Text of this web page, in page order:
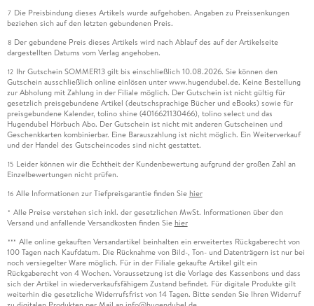
7 Die Preisbindung dieses Artikels wurde aufgehoben. Angaben zu Preissenkungen
beziehen sich auf den letzten gebundenen Preis.
8 Der gebundene Preis dieses Artikels wird nach Ablauf des auf der Artikelseite
dargestellten Datums vom Verlag angehoben.
12 Ihr Gutschein SOMMER13 gilt bis einschließlich 10.08.2026. Sie können den
Gutschein ausschließlich online einlösen unter www.hugendubel.de. Keine Bestellung
zur Abholung mit Zahlung in der Filiale möglich. Der Gutschein ist nicht gültig für
gesetzlich preisgebundene Artikel (deutschsprachige Bücher und eBooks) sowie für
preisgebundene Kalender, tolino shine (4016621130466), tolino select und das
Hugendubel Hörbuch Abo. Der Gutschein ist nicht mit anderen Gutscheinen und
Geschenkkarten kombinierbar. Eine Barauszahlung ist nicht möglich. Ein Weiterverkauf
und der Handel des Gutscheincodes sind nicht gestattet.
15 Leider können wir die Echtheit der Kundenbewertung aufgrund der großen Zahl an
Einzelbewertungen nicht prüfen.
16 Alle Informationen zur Tiefpreisgarantie finden Sie hier
* Alle Preise verstehen sich inkl. der gesetzlichen MwSt. Informationen über den
Versand und anfallende Versandkosten finden Sie hier
*** Alle online gekauften Versandartikel beinhalten ein erweitertes Rückgaberecht von
100 Tagen nach Kaufdatum. Die Rücknahme von Bild-, Ton- und Datenträgern ist nur bei
noch versiegelter Ware möglich. Für in der Filiale gekaufte Artikel gilt ein
Rückgaberecht von 4 Wochen. Voraussetzung ist die Vorlage des Kassenbons und dass
sich der Artikel in wiederverkaufsfähigem Zustand befindet. Für digitale Produkte gilt
weiterhin die gesetzliche Widerrufsfrist von 14 Tagen. Bitte senden Sie Ihren Widerruf